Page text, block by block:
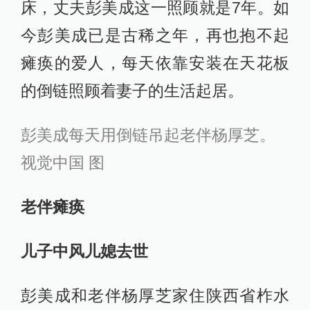
床，丈夫彭美成这一照顾就是7年。如
今彭美成已是古稀之年，再也抱不起
瘫痪的爱人，每天依靠安装在天花板
的倒链照顾着妻子的生活起居。
彭美成每天用倒链吊起老伴杨厚芝。
视觉中国 图
老伴瘫痪
儿子中风儿媳去世
彭美成和老伴杨厚芝家住陕西省柞水